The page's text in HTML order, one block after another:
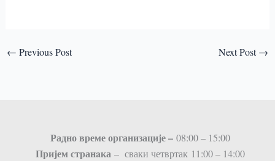
← Previous Post Next Post→
Радно време организације – 08:00 – 15:00
Пријем странaка – сваки четвртак 11:00 – 14:00